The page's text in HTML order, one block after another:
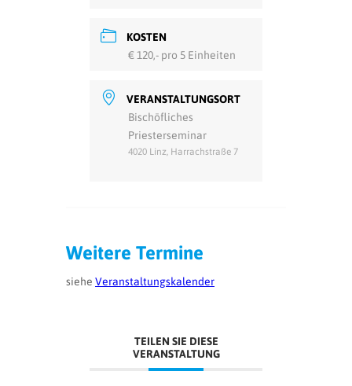
KOSTEN
€ 120,- pro 5 Einheiten
VERANSTALTUNGSORT
Bischöfliches
Priesterseminar
4020 Linz, Harrachstraße 7
Weitere Termine
siehe Veranstaltungskalender
TEILEN SIE DIESE
VERANSTALTUNG